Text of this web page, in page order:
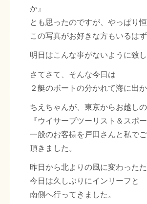
か』
とも思ったのですが、やっぱり
この写真がお好きな方もいるは
明日はこんな事がないように致
さてさて、そんな今日は
２艇のボートの分かれて海に出
ちえちゃんが、東京からお越し
『ウイサーブツーリスト＆スポ
一般のお客様を戸田さんと私で
頂きました。
昨日から北よりの風に変わったた
今日は久しぶりにインリーフと
南側へ行ってきました。